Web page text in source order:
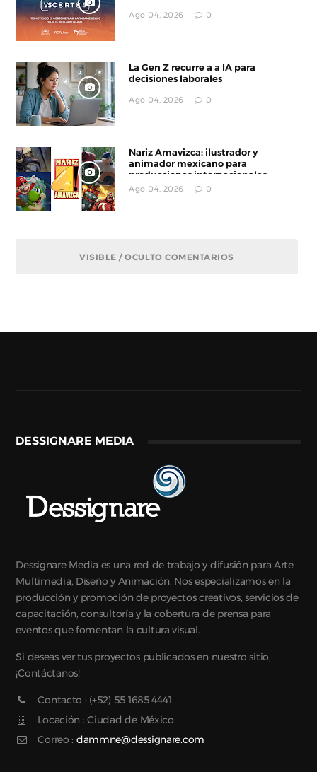
Ago 04, 2026 0
La Gen Z recurre a a IA para
decisiones laborales
Ago 04, 2026 0
Nariz Amavizca: ilustrador y
animador mexicano para
producciones internacionales
Ago 04, 2026 0
VISIBLE / OCULTO COMENTARIOS
DESSIGNARE MEDIA
Dessignare Media es una red de trabajo y difusión para Arte
Multimedia, Diseño y Animación. Nos especializamos en la
producción y promoción de proyectos creativos, servicios de
capacitación, consultoría y la cobertura de prensa para
eventos que fomentan la cultura visual.
Si deseas ver tus proyectos publicados en nuestro sitio,
¡Contáctanos!
Contacto : (+52) 55.1685.4441
Locación : Ciudad de México
Correo : dammne@dessignare.com